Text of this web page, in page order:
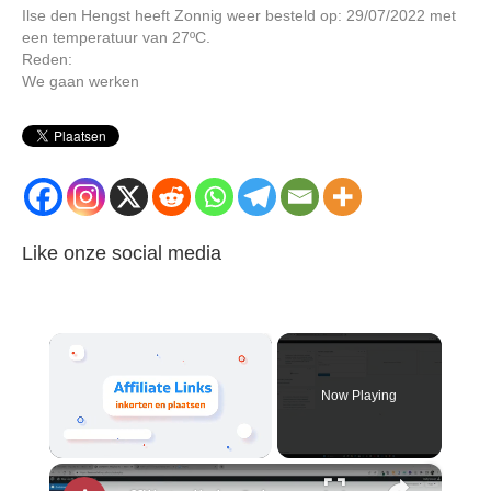
Ilse den Hengst heeft Zonnig weer besteld op: 29/07/2022 met
een temperatuur van 27ºC.
Reden:
We gaan werken
Like onze social media
Unmute
Now Playing
×